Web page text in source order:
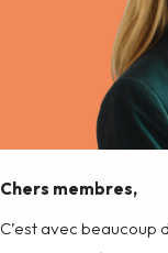
Chers membres,
C’est avec beaucoup